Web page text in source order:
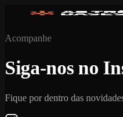
Acompanhe
Siga-nos no
Fique por dentro das